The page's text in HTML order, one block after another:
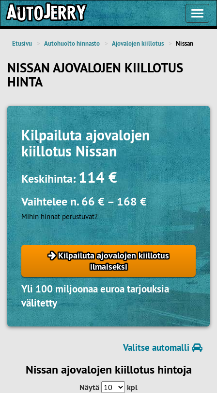
Etusivu Autohuolto hinnasto Ajovalojen kiillotus Nissan
NISSAN AJOVALOJEN KIILLOTUS
HINTA
Kilpailutaajovalojen
kiillotus Nissan
Keskihinta:114 €
Vaihtelee n.66 €– 168 €
Mihin hinnat perustuvat?
Kilpailuta ajovalojen kiillotus
ilmaiseksi
Yli 100 miljoonaa euroa tarjouksia
välitetty
Valitse automalli
Nissan ajovalojen kiillotus hintoja
Näytä kpl